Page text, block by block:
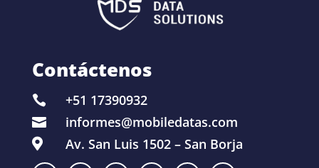
Contáctenos
 +51 17390932
 informes@mobiledatas.com
 Av. San Luis 1502 – San Borja